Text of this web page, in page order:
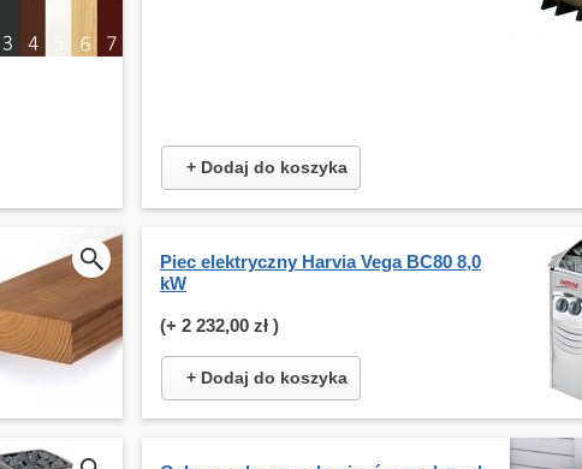
+ Dodaj do koszyka
Piec elektryczny Harvia Vega BC80 8,0
kW
(+ 2 232,00 zł )
+ Dodaj do koszyka